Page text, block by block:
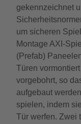
gekennzeichnet
um sicheren
Montage AXI-
(Prefab)
Türen
vorgebohrt, so
aufgebaut
spielen, indem
Tür werfen. Zwei